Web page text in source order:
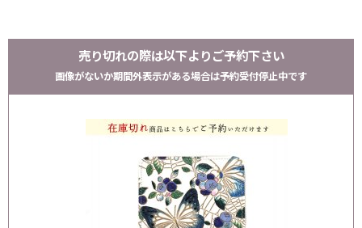
売り切れの際は以下よりご予約下さい
画像がないか期間外表示がある場合は予約受付停止中です